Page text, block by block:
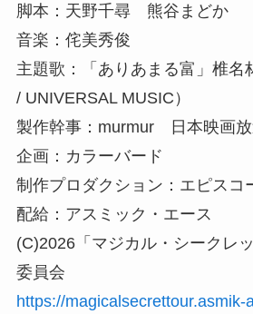
脚本：天野千尋 熊谷まどか
音楽：侘美秀俊
主題歌：「ありあまる富」椎名
/ UNIVERSAL MUSIC）
製作幹事：murmur 日本映画放
企画：カラーバード
制作プロダクション：エピスコ
配給：アスミック・エース
(C)2026「マジカル・シークレ
委員会
https://magicalsecrettour.asmik-